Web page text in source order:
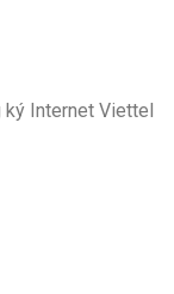
ký Internet Viettel